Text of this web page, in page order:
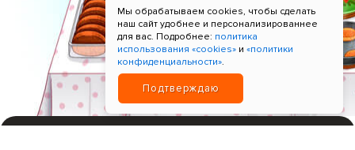
Мы обрабатываем cookies, чтобы сделать
наш сайт удобнее и персонализированнее
для вас. Подробнее: политика
использования «cookies» и «политики
конфиденциальности».
Подтверждаю